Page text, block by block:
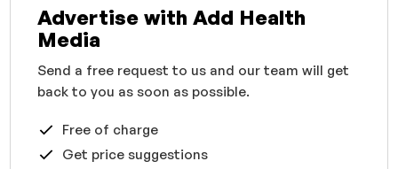
Advertise with Add Health
Media
Send a free request to us and our team will get
back to you as soon as possible.
Free of charge
Get price suggestions